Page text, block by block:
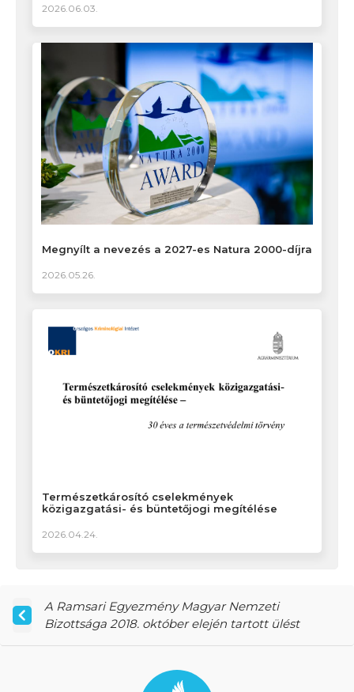
2026.06.03.
Megnyílt a nevezés a 2027-es Natura 2000-díjra
2026.05.26.
Természetkárosító cselekmények
közigazgatási- és büntetőjogi megítélése
2026.04.24.
A Ramsari Egyezmény Magyar Nemzeti
Bizottsága 2018. október elején tartott ülést